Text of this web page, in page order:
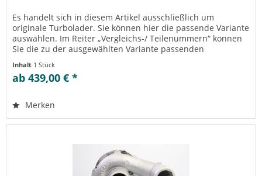
Es handelt sich in diesem Artikel ausschließlich um
originale Turbolader. Sie können hier die passende Variante
auswählen. Im Reiter „Vergleichs-/ Teilenummern“ können
Sie die zu der ausgewählten Variante passenden
Inhalt 1 Stück
ab 439,00 € *
Merken